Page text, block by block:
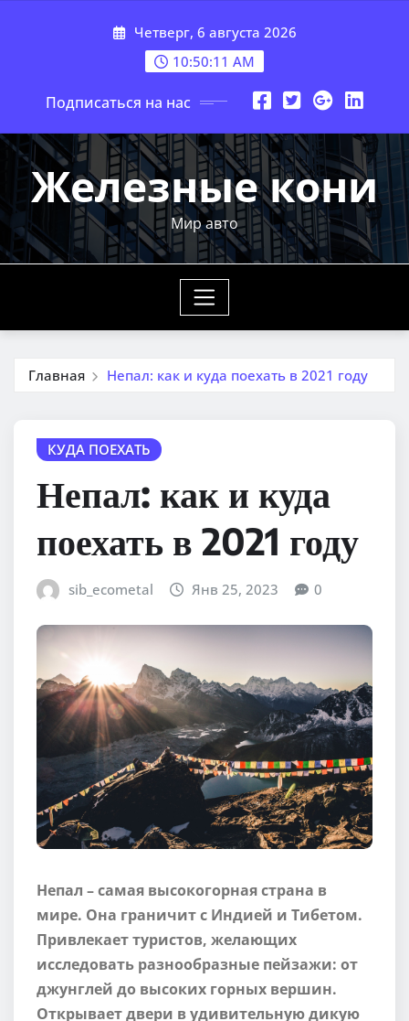
Четверг, 6 августа 2026
10:50:13 AM
Подписаться на нас
Железные кони
Мир авто
Главная Непал: как и куда поехать в 2021 году
КУДА ПОЕХАТЬ
Непал: как и куда
поехать в 2021 году
sib_ecometal Янв 25, 2023 0
Непал – самая высокогорная страна в
мире. Она граничит с Индией и Тибетом.
Привлекает туристов, желающих
исследовать разнообразные пейзажи: от
джунглей до высоких горных вершин.
Открывает двери в удивительную дикую